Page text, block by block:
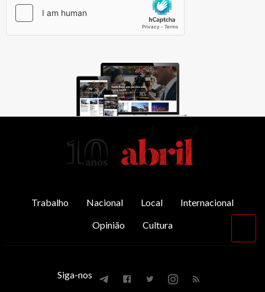
Trabalho Nacional Local
Internacional
Opinião
Cultura
Siga-nos